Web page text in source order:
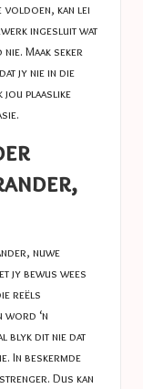
voldoen, kan lei
ingesluit wat
Maak seker
jy nie in die
jou plaaslike
nuwe
jy bewus wees
reëls
word ‘n
blyk dit nie dat
In beskermde
Dus kan